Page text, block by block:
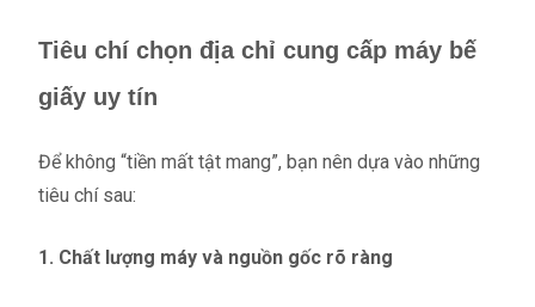
Tiêu chí chọn địa chỉ cung cấp máy bế
giấy uy tín
Để không “tiền mất tật mang”, bạn nên dựa vào những
tiêu chí sau:
1. Chất lượng máy và nguồn gốc rõ ràng